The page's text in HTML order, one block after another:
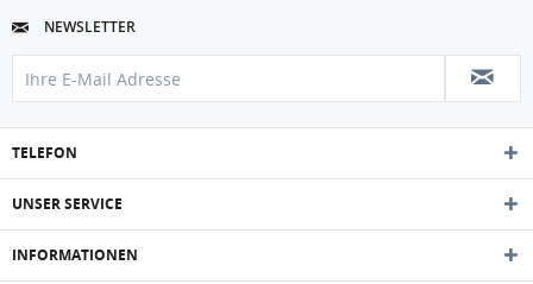
NEWSLETTER
TELEFON
UNSER SERVICE
INFORMATIONEN